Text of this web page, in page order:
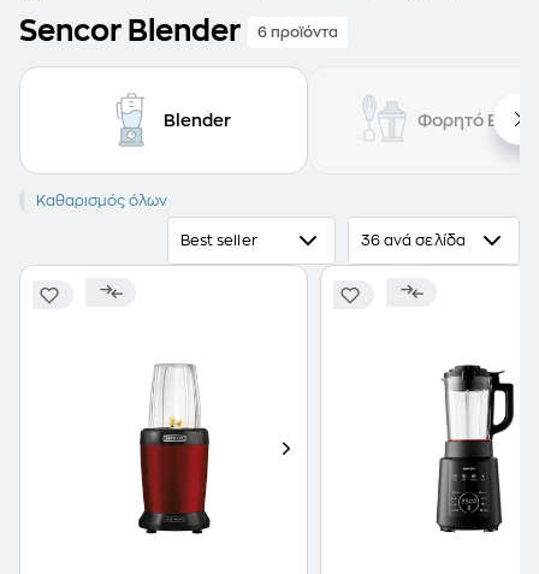
Sencor Blender 6 προϊόντα
Blender Φορητό
SENCOR
Καθαρισμός όλων
Best seller 36 ανά σελίδα